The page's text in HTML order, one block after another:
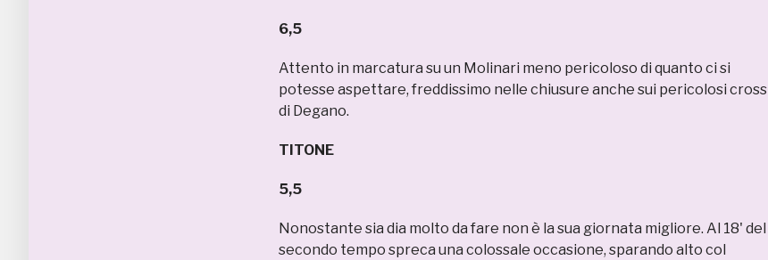
6,5
Attento in marcatura su un Molinari meno pericoloso di quanto ci si
potesse aspettare, freddissimo nelle chiusure anche sui pericolosi cross
di Degano.
TITONE
5,5
Nonostante sia dia molto da fare non è la sua giornata migliore. Al 18' del
secondo tempo spreca una colossale occasione, sparando alto col